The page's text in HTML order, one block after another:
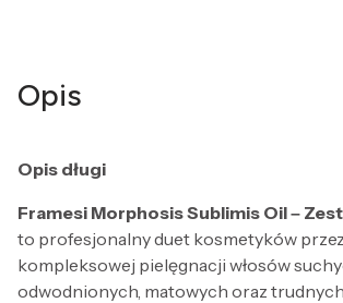
Opis
Opis długi
Framesi Morphosis Sublimis Oil –
to profesjonalny duet kosmetyków
kompleksowej pielęgnacji włosów
odwodnionych, matowych oraz